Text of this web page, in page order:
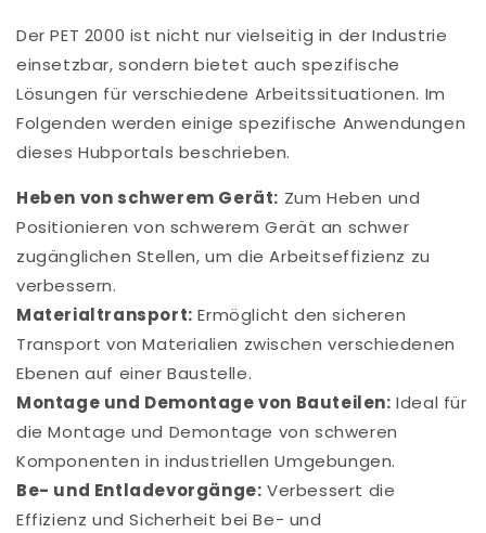
Der PET 2000 ist nicht nur vielseitig in der Industrie
einsetzbar, sondern bietet auch spezifische
Lösungen für verschiedene Arbeitssituationen. Im
Folgenden werden einige spezifische Anwendungen
dieses Hubportals beschrieben.
Heben von schwerem Gerät: Zum Heben und
Positionieren von schwerem Gerät an schwer
zugänglichen Stellen, um die Arbeitseffizienz zu
verbessern.
Materialtransport: Ermöglicht den sicheren
Transport von Materialien zwischen verschiedenen
Ebenen auf einer Baustelle.
Montage und Demontage von Bauteilen: Ideal für
die Montage und Demontage von schweren
Komponenten in industriellen Umgebungen.
Be- und Entladevorgänge: Verbessert die
Effizienz und Sicherheit bei Be- und